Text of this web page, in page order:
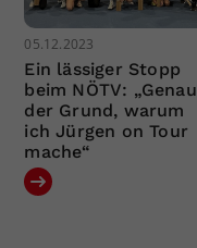
05.12.2023
Ein lässiger Stopp
beim NÖTV: „Genau
der Grund, warum
ich Jürgen on Tour
mache“